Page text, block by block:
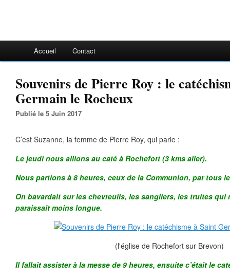
Accueil Contact
Souvenirs de Pierre Roy : le
Germain le Rocheux
Publié le 5 Juin 2017
C’est Suzanne, la femme de Pierre Roy, qui parle :
Le jeudi nous allions au caté à Rochefort (3 kms aller).
Nous partions à 8 heures, ceux de la Communion, par tous
On bavardait sur les chevreuils, les sangliers, les truites
paraissait moins longue.
(l'église de Rochefort sur Brevon)
Il fallait assister à la messe de 9 heures, ensuite c’était le